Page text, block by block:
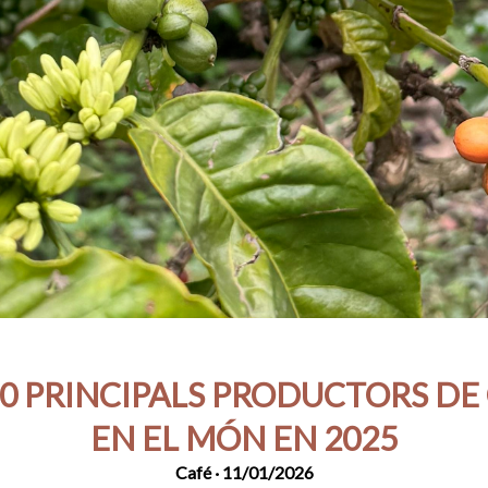
PRINCIPALS PRODUCTORS
EN EL MÓN EN 2025
Café· 11/01/2026